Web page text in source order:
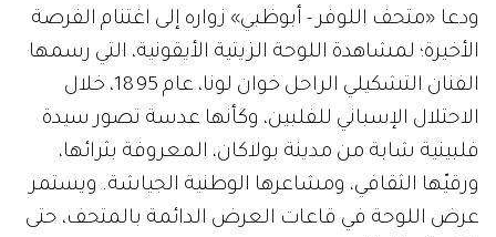
ودعا «متحف اللوفر - أبوظبي» زواره إلى اغتنام الفرصة
الأخيرة؛ لمشاهدة اللوحة الزيتية الأيقونية، التي رسمها
الفنان التشكيلي الراحل خوان لونا، عام 1895، خلال
الاحتلال الإسباني للفلبين، وكأنها عدسة تصور سيدة
فلبينية شابة من مدينة بولاكان، المعروفة بثرائها،
ورقيّها الثقافي، ومشاعرها الوطنية الجياشة. ويستمر
عرض اللوحة في قاعات العرض الدائمة بالمتحف، حتى